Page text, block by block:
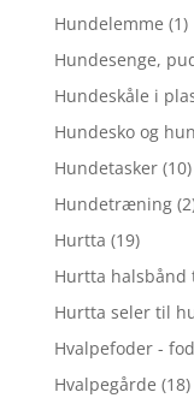
Hundelemme (1)
Hundesenge,
Hundeskåle i
Hundesko og
Hundetasker (10)
Hundetræning
Hurtta (19)
Hurtta halsbånd
Hurtta seler til
Hvalpefoder -
Hvalpegårde (18)